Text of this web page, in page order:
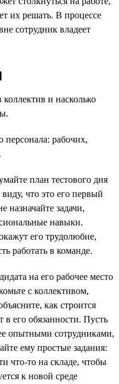
их решать. В процессе
сотрудник владеет
и насколько
персонала: рабочих,
план тестового дня
что это его первый
задачи,
навыки.
его трудолюбие,
работать в команде.
на его рабочее место
с коллективом,
как строится
в его обязанности. Пусть
опытными сотрудниками,
ему простые задания:
что-то на складе, чтобы
к новой среде